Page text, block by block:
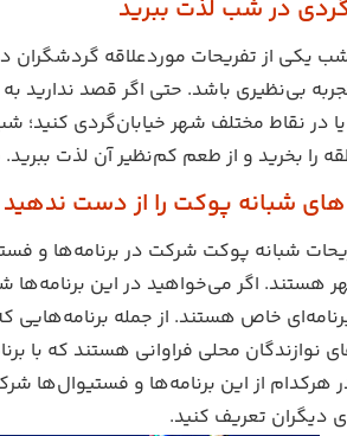
یکی از تفریحات موردعلاقه
بی‌نظیری باشد. حتی اگر قصد ندارید به
یا در نقاط مختلف شهر خیابان‌گردی
را بخرید و از طعم کم‌نظیر آن لذت
شبانه پوکت شرکت در برنامه‌ها و
اگر می‌خواهید در این برنامه‌ها
خاص هستند. از جمله
نوازندگان محلی فراوانی هستند که با
هرکدام از این برنامه‌ها و فستیوال‌ها
دیگران تعریف کنید.